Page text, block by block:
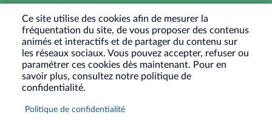
Horaires d’ouverture : Lundi - Mardi - Mercredi -
Vendredi
8h30 - 12h / 13h30-17h30
Jeudi : Fermé le matin - 13h30-17h30
9h30-12h
Ce site utilise des cookies afin de mesurer la
fréquentation du site, de vous proposer des contenus
animés et interactifs et de partager du contenu sur
les réseaux sociaux. Vous pouvez accepter, refuser ou
paramétrer ces cookies dès maintenant. Pour en
savoir plus, consultez notre politique de
confidentialité.
Politique de confidentialité